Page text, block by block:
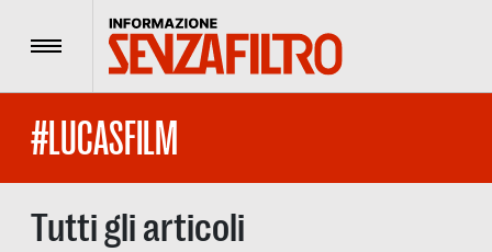
Menu
#LUCASFILM
Tutti gli articoli